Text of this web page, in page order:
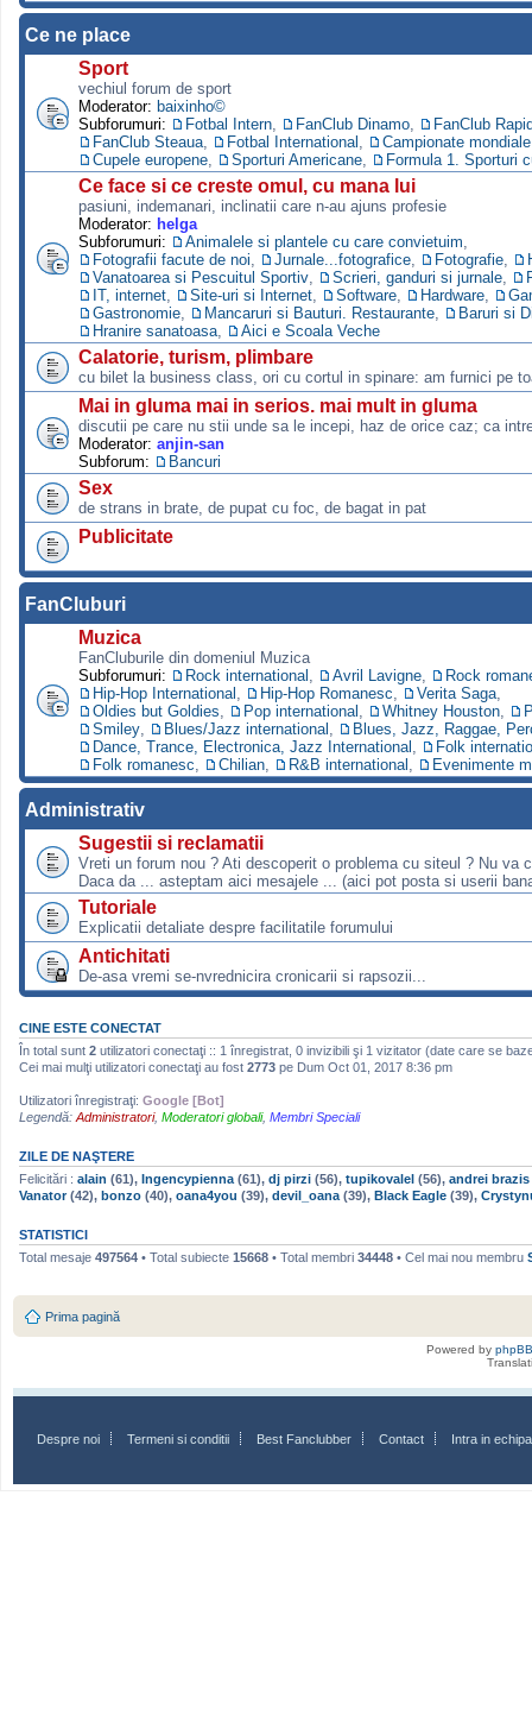
Ce ne place
Sport
vechiul forum de sport
Moderator: baixinho©
Subforumuri:
Fotbal Intern FanClub Dinamo
FanClub
FanClub Steaua
Fotbal International
Campionate
Cupele europene
Sporturi Americane Formula 1. Sporturi
Ce face si ce creste omul, cu mana lui
pasiuni, indemanari, inclinatii care n-au ajuns profesie
Moderator: helga
Subforumuri:
Animalele si plantele cu care convietuim
Fotografii facute de noi
Jurnale...fotografice Fotografie
Vanatoarea si Pescuitul Sportiv
Scrieri, ganduri si jurnale
IT, internet
Site-uri si Internet Software Hardware
Gastronomie
Mancaruri si Bauturi. Restaurante
Baruri si
Hranire sanatoasa
Aici e Scoala Veche
Calatorie, turism, plimbare
cu bilet la business class, ori cu cortul in spinare: am furnici pe
Mai in gluma mai in serios. mai mult in gluma
discutii pe care nu stii unde sa le incepi, haz de orice caz; ca
Moderator: anjin-san
Subforum:
Bancuri
Sex
de strans in brate, de pupat cu foc, de bagat in pat
Publicitate
FanCluburi
Muzica
FanCluburile din domeniul Muzica
Subforumuri:
Rock international Avril Lavigne
Rock
Hip-Hop International
Hip-Hop Romanesc Verita Saga
Oldies but Goldies
Pop international Whitney Houston
Smiley
Blues/Jazz international
Blues, Jazz, Raggae,
Dance, Trance, Electronica, Jazz International
Folk
Folk romanesc
Chilian R&B international Evenimente
Administrativ
Sugestii si reclamatii
Vreti un forum nou ? Ati descoperit o problema cu siteul ? Nu va
Daca da ... asteptam aici mesajele ... (aici pot posta si userii
Tutoriale
Explicatii detaliate despre facilitatile forumului
Antichitati
De-asa vremi se-nvrednicira cronicarii si rapsozii...
CINE ESTE CONECTAT
În total sunt 2 utilizatori conectaţi :: 1 înregistrat, 0 invizibili şi 1 vizitator (date care se
Cei mai mulţi utilizatori conectaţi au fost 2773 pe Dum Oct 01, 2017 8:36 pm
Utilizatori înregistraţi: Google [Bot]
Legendă: Administratori, Moderatori globali, Membri Speciali
ZILE DE NAŞTERE
Felicitări : alain (61), Ingencypienna (61), dj pirzi (56), tupikovalel (56), andrei brazis
Vanator(42), bonzo (40), oana4you (39), devil_oana (39), Black Eagle (39),
STATISTICI
Total mesaje 497564 • Total subiecte 15668 • Total membri 34448 • Cel mai nou membru
Prima pagină
Powered by phpBB
Despre noi Termeni si conditii Best Fanclubber Contact Intra in